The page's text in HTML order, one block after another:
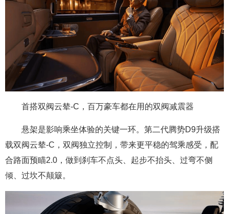
首搭双阀云辇-C，百万豪车都在用的双阀减震器
悬架是影响乘坐体验的关键一环。第二代腾势D9升级搭
载双阀云辇-C，双阀独立控制，带来更平稳的驾乘感受，配
合路面预瞄2.0，做到刹车不点头、起步不抬头、过弯不侧
倾、过坎不颠簸。